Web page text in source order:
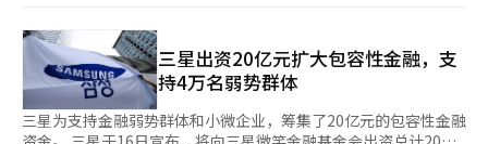
提供型、社区贡献型、混合型及其他（创新型）五种类型，指定期
限为三年。 市政府相关人士表示：“关键在于企业创造了什么样
的社会价值，而不是仅仅看企业成立的时间。”并强调：“将综合
评估各类型的条件满足情况和业务的可持续性。” 审查将基于提
交的文件和现场实地考察进行，量化指标如弱势群体的雇佣比例以
及社会目标的实现可能性、商业模式的可持续性等定性评估因素也
个将获得空调用品和预防中暑物品的支持，除去不运营避暑场所的
2个。 在其中，12个运营时间从上午9时至下午6时的设施将获得额
外的空调费用，每月25万韩元，持续2个月，总计50万韩元。 17
个残疾人福利馆均运营避暑场所，暂无延长运营时间的计划，因此
将主要提供预防中暑物品，而非空调费用。 3个流浪者综合支持中
心将根据运营情况获得400万至600万韩元的支持。24小时运营应
岳老年综合福利馆的工作人员一起准备三系汤，并亲自将其送到老
人手中，关心他们的健康和近况。 除了此次活动外，新村金融还
在夏季继续开展“我们社区MG防洪福利设施项目”和“酷热避暑
点”等社会公益活动。 新村金融中央会相关人士表示：“我们希
望用心准备的三系汤能在酷热中帮助老人恢复体力，并将继续与社
区共同践行分享的价值。”※ 本报道经人工智能（AI）系统翻译与
三星出资20亿元扩大包容性金融，支
持4万名弱势群体
三星为支持金融弱势群体和小微企业，筹集了20亿元的包容性金融